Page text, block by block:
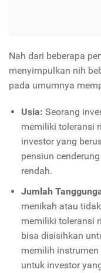
Nah dari beberapa
menyimpulkan nih
pada umumnya
Usia: Seorang
memiliki toleransi
investor yang
pensiun
rendah.
Jumlah
menikah atau
memiliki toleransi
bisa disisihkan
memilih instrumen
untuk investor